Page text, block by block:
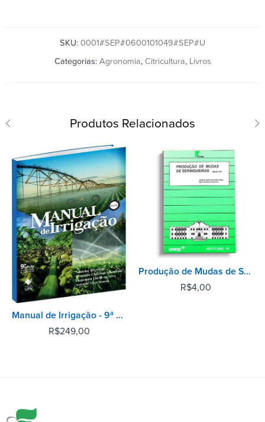
SKU: 0001#SEP#0600101049#SEP#U
Categorias: Agronomia, Citricultura, Livros
Produtos Relacionados
Manual de Irrigação - 9ª Edição
R$249,00
Produção de Mudas de Seringueiras
R$4,00